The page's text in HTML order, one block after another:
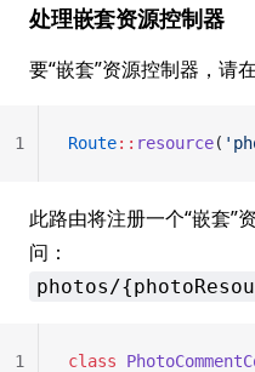
处理嵌套资源控制器
要“嵌套”资源控制器，请
Route:: resource(
1
此路由将注册一个“嵌套”
问：
photos/
class
1